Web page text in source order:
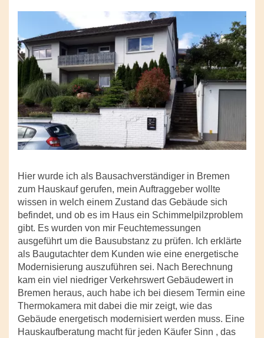
Hier wurde ich als Bausachverständiger in Bremen
zum Hauskauf gerufen, mein Auftraggeber wollte
wissen in welch einem Zustand das Gebäude sich
befindet, und ob es im Haus ein Schimmelpilzproblem
gibt. Es wurden von mir Feuchtemessungen
ausgeführt um die Bausubstanz zu prüfen. Ich erklärte
als Baugutachter dem Kunden wie eine energetische
Modernisierung auszuführen sei. Nach Berechnung
kam ein viel niedriger Verkehrswert Gebäudewert in
Bremen heraus, auch habe ich bei diesem Termin eine
Thermokamera mit dabei die mir zeigt, wie das
Gebäude energetisch modernisiert werden muss. Eine
Hauskaufberatung macht für jeden Käufer Sinn , das